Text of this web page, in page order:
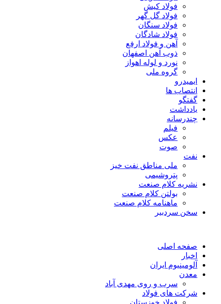
فولاد کیش
فولاد گل گهر
فولاد سنگان
فولاد شادگان
آهن و فولاد ارفع
ذوب آهن اصفهان
نورد و لوله اهواز
گروه ملی
ایمیدرو
انتصاب ها
گفتگو
یادداشت
چندرسانه
فیلم
عکس
صوت
نفت
ملی مناطق نفت خیز
پتروشیمی
نشریه کلام صنعت
بولتن کلام صنعت
ماهنامه کلام صنعت
سخن سردبیر
صفحه اصلی
اخبار
آلومینیوم ایران
معدن
سرب و روی مهدی آباد
شرکت های فولاد
فولاد خوزستان